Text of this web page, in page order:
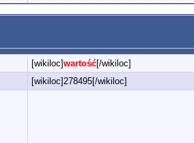
[wikiloc]wartość[/wikiloc]
[wikiloc]278495[/wikiloc]